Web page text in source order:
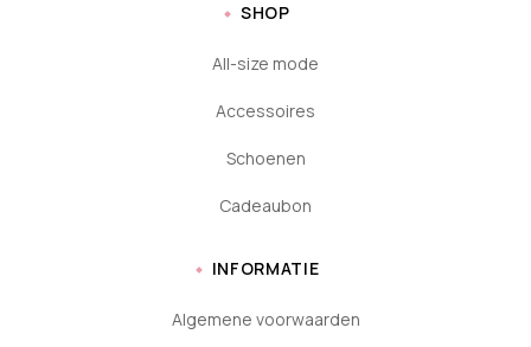
SHOP
All-size mode
Accessoires
Schoenen
Cadeaubon
INFORMATIE
Algemene voorwaarden